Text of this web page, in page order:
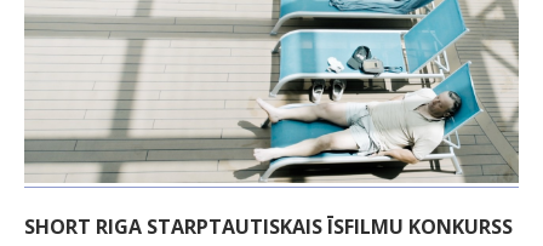
SHORT RIGA STARPTAUTISKAIS ĪSFILMU KONKURSS